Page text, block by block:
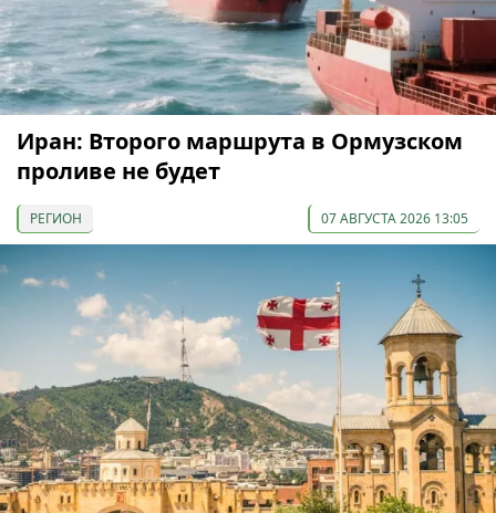
Иран: Второго маршрута в Ормузском
проливе не будет
РЕГИОН 07 АВГУСТА 2026 13:05